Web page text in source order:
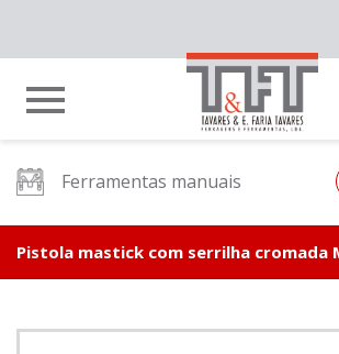
Ferramentas manuais
Pistola mastick com serrilha cromada